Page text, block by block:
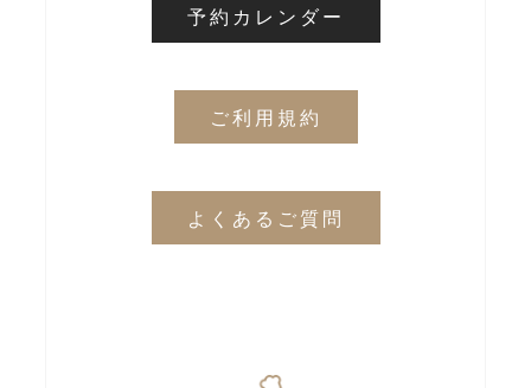
予約カレンダー
ご利用規約
よくあるご質問